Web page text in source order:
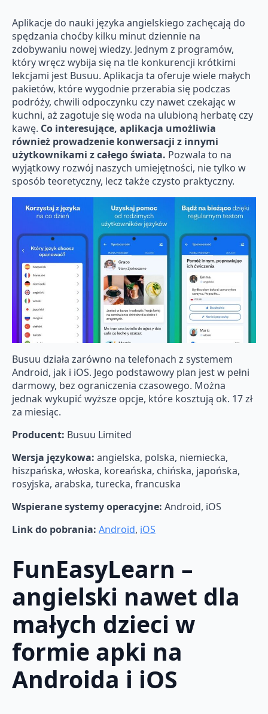
Aplikacje do nauki języka angielskiego zachęcają do
spędzania choćby kilku minut dziennie na
zdobywaniu nowej wiedzy. Jednym z programów,
który wręcz wybija się na tle konkurencji krótkimi
lekcjami jest Busuu. Aplikacja ta oferuje wiele małych
pakietów, które wygodnie przerabia się podczas
podróży, chwili odpoczynku czy nawet czekając w
kuchni, aż zagotuje się woda na ulubioną herbatę czy
kawę. Co interesujące, aplikacja umożliwia
również prowadzenie konwersacji z innymi
użytkownikami z całego świata. Pozwala to na
wyjątkowy rozwój naszych umiejętności, nie tylko w
sposób teoretyczny, lecz także czysto praktyczny.
Busuu działa zarówno na telefonach z systemem
Android, jak i iOS. Jego podstawowy plan jest w pełni
darmowy, bez ograniczenia czasowego. Można
jednak wykupić wyższe opcje, które kosztują ok. 17 zł
za miesiąc.
Producent: Busuu Limited
Wersja językowa: angielska, polska, niemiecka,
hiszpańska, włoska, koreańska, chińska, japońska,
rosyjska, arabska, turecka, francuska
Wspierane systemy operacyjne: Android, iOS
Link do pobrania: Android, iOS
FunEasyLearn –
angielski nawet dla
małych dzieci w
formie apki na
Androida i iOS